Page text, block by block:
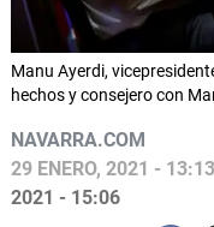
Manu Ayerdi,
hechos y consejero con
NAVARRA.COM
29 ENERO, 2021 - 13:13
2021 - 15:06